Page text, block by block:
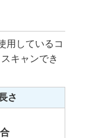
用しているコ
キャンでき
さ